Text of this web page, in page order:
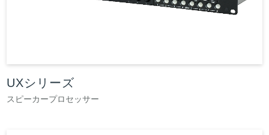
UXシリーズ
スピーカープロセッサー